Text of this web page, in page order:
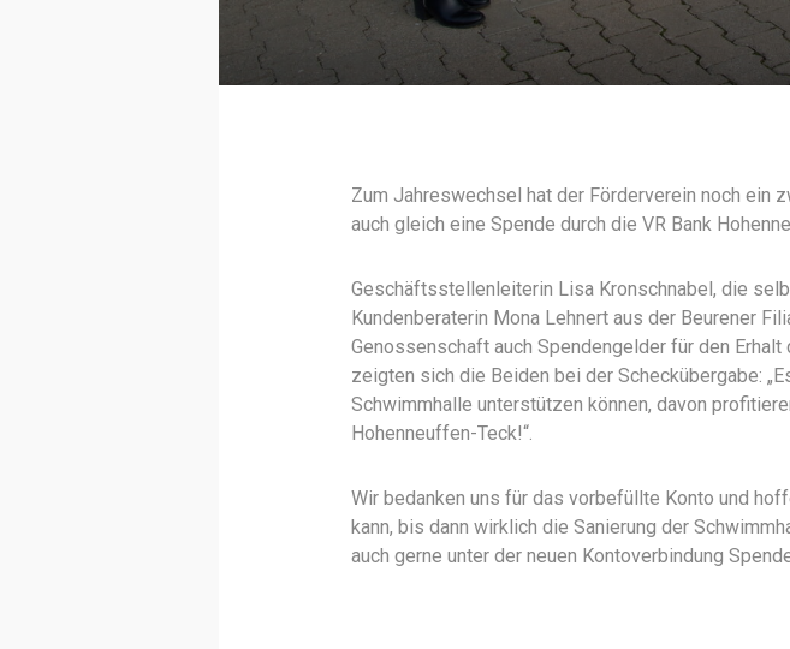
Zum Jahreswechsel hat der Förderverein noch ein
auch gleich eine Spende durch die VR Bank
Geschäftsstellenleiterin Lisa Kronschnabel, die
Kundenberaterin Mona Lehnert aus der Beurener
Genossenschaft auch Spendengelder für den
zeigten sich die Beiden bei der Scheckübergabe:
Schwimmhalle unterstützen können, davon
Hohenneuffen-Teck!“.
Wir bedanken uns für das vorbefüllte Konto und
kann, bis dann wirklich die Sanierung der
auch gerne unter der neuen Kontoverbindung